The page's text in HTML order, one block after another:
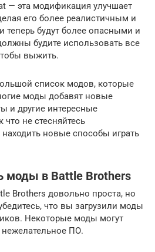
— эта модификация улучшает
его более реалистичным и
теперь будут более опасными и
будите использовать все
выжить.
список модов, которые
моды добавят новые
и другие интересные
что не стесняйтесь
новые способы играть
моды в Battle Brothers
Brothers довольно проста, но
что вы загрузили моды
Некоторые моды могут
ПО.